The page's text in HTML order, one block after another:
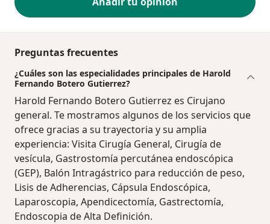
Preguntas frecuentes
¿Cuáles son las especialidades principales de Harold
Fernando Botero Gutierrez?
Harold Fernando Botero Gutierrez es Cirujano
general. Te mostramos algunos de los servicios que
ofrece gracias a su trayectoria y su amplia
experiencia: Visita Cirugía General, Cirugía de
vesícula, Gastrostomía percutánea endoscópica
(GEP), Balón Intragástrico para reducción de peso,
Lisis de Adherencias, Cápsula Endoscópica,
Laparoscopia, Apendicectomía, Gastrectomía,
Endoscopia de Alta Definición.